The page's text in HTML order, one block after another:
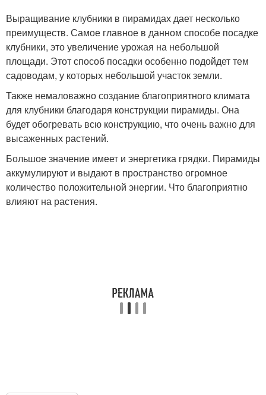
Выращивание клубники в пирамидах дает несколько
преимуществ. Самое главное в данном способе посадке
клубники, это увеличение урожая на небольшой
площади. Этот способ посадки особенно подойдет тем
садоводам, у которых небольшой участок земли.
Также немаловажно создание благоприятного климата
для клубники благодаря конструкции пирамиды. Она
будет обогревать всю конструкцию, что очень важно для
высаженных растений.
Большое значение имеет и энергетика грядки. Пирамиды
аккумулируют и выдают в пространство огромное
количество положительной энергии. Что благоприятно
влияют на растения.